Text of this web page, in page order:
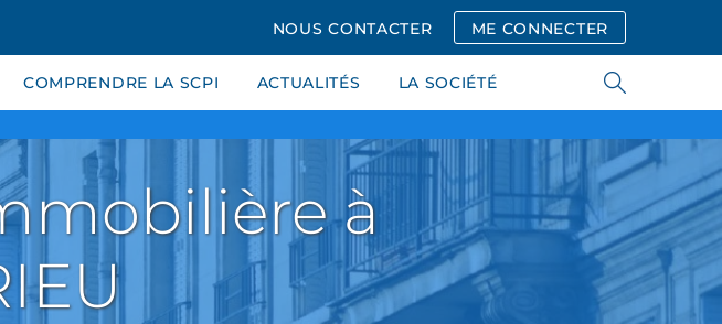
NOUS CONTACTER ME CONNECTER
COMPRENDRE LA SCPI ACTUALITÉS LA SOCIÉTÉ
à